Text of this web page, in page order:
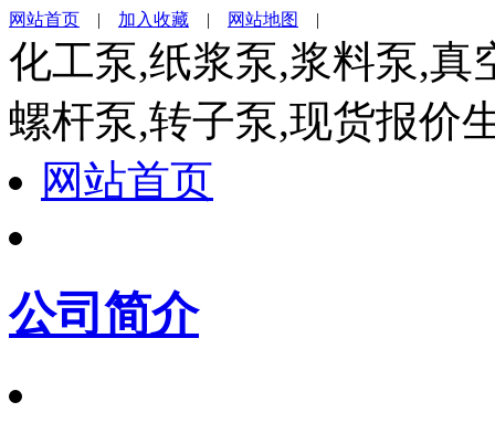
网站首页 | 加入收藏 | 网站地图 |
化工泵,纸浆泵,浆料泵,真
螺杆泵,转子泵,现货报价
网站首页
公司简介